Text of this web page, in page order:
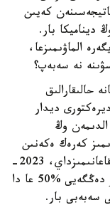
كەيىن
ديناميكا بار.
الماۋىمىزعا،
نە سەبەپ؟
حالىقارالىق
ديدار
الدىمەن وڭ
كەرەك ەكەنىن
جەتكىزدى. جوعارىداعى كورسەتكىشتەن بايقاعانىمىزداي، 2023-
جىلعا دەيىن بولىنگەن گرانتتاردىڭ يگەرىلۋ دەڭگەيى %50 عا دا
سەبەبى بار.